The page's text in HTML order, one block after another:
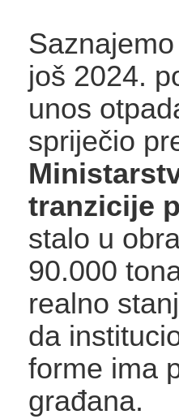
još 2024.
unos
spriječio
tranzicije
stalo u
90.000
realno
da
forme ima
građana.